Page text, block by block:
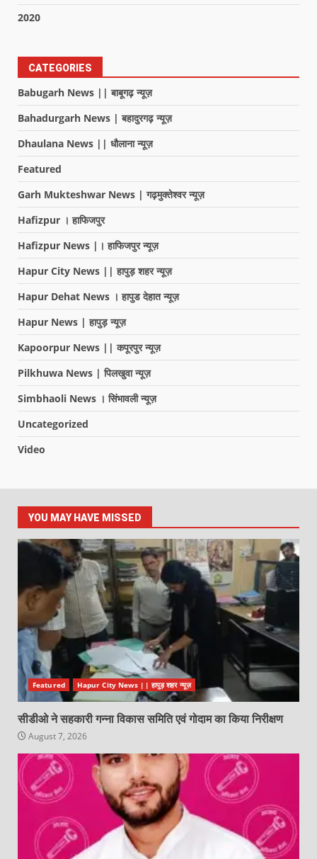
2020
CATEGORIES
Babugarh News || बाबूगढ़ न्यूज़
Bahadurgarh News | बहादुरगढ़ न्यूज़
Dhaulana News || धौलाना न्यूज़
Featured
Garh Mukteshwar News | गढ़मुक्तेश्वर न्यूज़
Hafizpur । हाफिजपुर
Hafizpur News |। हाफिजपुर न्यूज़
Hapur City News || हापुड़ शहर न्यूज़
Hapur Dehat News । हापुड देहात न्यूज़
Hapur News | हापुड़ न्यूज़
Kapoorpur News || कपूरपुर न्यूज़
Pilkhuwa News | पिलखुवा न्यूज़
Simbhaoli News । सिंभावली न्यूज़
Uncategorized
Video
YOU MAY HAVE MISSED
Featured Hapur City News || हापुड़ शहर न्यूज़
सीडीओ ने सहकारी गन्ना विकास समिति एवं गोदाम का किया निरीक्षण
August 7, 2026